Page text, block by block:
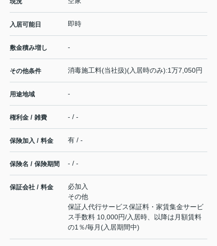
入居可能日 即時
敷金積み増し -
その他条件 消毒施工料(当社扱)(入居時のみ):1万7,050円
用途地域 -
権利金 / 雑費 - / -
保険加入 / 料金 有 / -
保険名 / 保険期間 - / -
保証会社 / 料金
必加入
その他
保証人代行サービス保証料・家賃集金サービ
ス手数料 10,000円/入居時、以降は月額賃料
の1％/毎月(入居期間中)